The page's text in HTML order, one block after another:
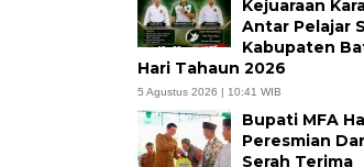
Kejuaraan
Antar Pelajar
Kabupaten
Hari Tahaun 2026
5 Agustus 2026 | 10:41 WIB
Bupati MFA
Peresmian
Serah Terima